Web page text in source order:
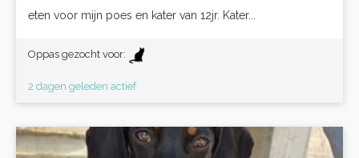
eten voor mijn poes en kater van 12jr. Kater...
Oppas gezocht voor:
2 dagen geleden actief